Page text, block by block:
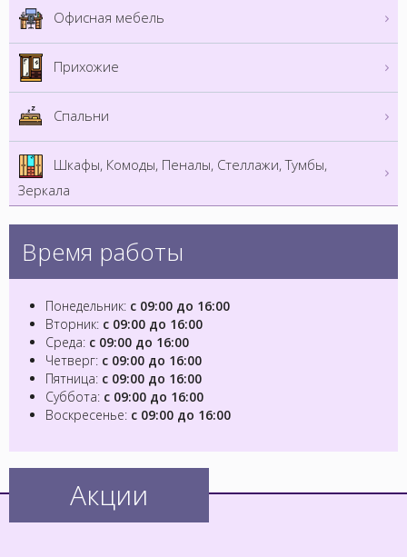
Офисная мебель
Прихожие
Спальни
Шкафы, Комоды, Пеналы, Стеллажи, Тумбы,
Зеркала
Время работы
Понедельник: с 09:00 до 16:00
Вторник: с 09:00 до 16:00
Среда: с 09:00 до 16:00
Четверг: с 09:00 до 16:00
Пятница: с 09:00 до 16:00
Суббота: с 09:00 до 16:00
Воскресенье: с 09:00 до 16:00
Акции